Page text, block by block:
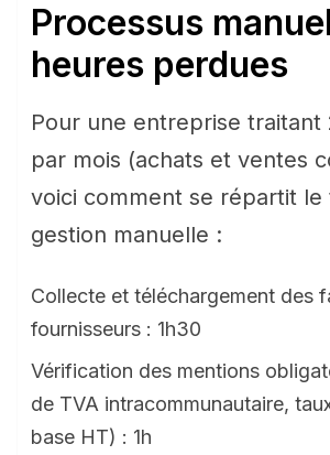
Processus
heures perdues
Pour une entreprise traitant
par mois (achats et ventes
voici comment se répartit le
gestion manuelle :
Collecte et téléchargement des
fournisseurs : 1h30
Vérification des mentions
de TVA intracommunautaire,
base HT) : 1h